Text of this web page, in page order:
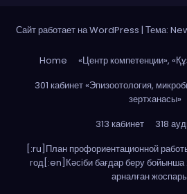
Сайт работает на WordPress | Тема:
Home
«Центр компетенции»,
301 кабинет «Эпизоотология,
зертханасы»
313 кабинет
318
[:ru]План профориентационной
год[:en]Кәсіби бағдар беру
арналған